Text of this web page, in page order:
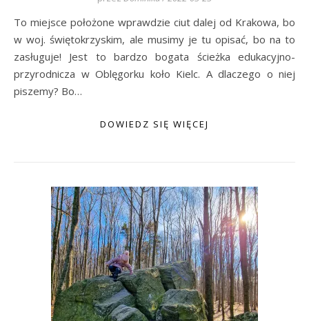
To miejsce położone wprawdzie ciut dalej od Krakowa, bo
w woj. świętokrzyskim, ale musimy je tu opisać, bo na to
zasługuje! Jest to bardzo bogata ścieżka edukacyjno-
przyrodnicza w Oblęgorku koło Kielc. A dlaczego o niej
piszemy? Bo…
DOWIEDZ SIĘ WIĘCEJ